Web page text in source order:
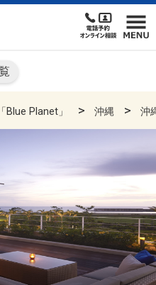
Blue Planet」 沖縄 沖